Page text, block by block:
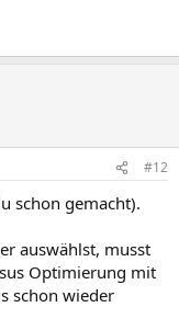
#12
schon gemacht).
auswählst, musst
Optimierung mit
schon wieder